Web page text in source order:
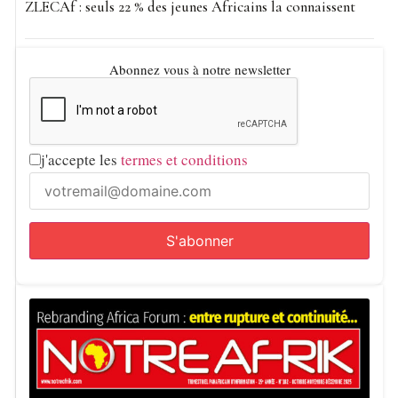
Portée par le projet de loi n°2094 d’avril 2026, cette
apportées à la Constitution de 1972, notamment en 1996
et 2008. Les autorités la présentent comme une réponse
Ce changement intervient également dans un contexte de
renouvellement à la tête des institutions parlementaires.
Aboubakary Abdoulaye a récemment pris la présidence du
Sénat, succédant à Marcel Niat Njifenji, tandis que
tête de l’Assemblée nationale.
Pour les détracteurs du président Paul Biya, cette réforme
ouvre la voie à une désignation directe du successeur par
le président, renforçant ainsi les interrogations sur
ZLECAf : seuls 22 % des jeunes Africains la connaissent
Abonnez vous à notre newsletter
j'accepte les termes et conditions